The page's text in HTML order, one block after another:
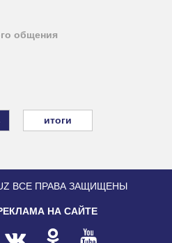
общения
итоги
ВСЕ ПРАВА ЗАЩИЩЕНЫ
НА САЙТЕ